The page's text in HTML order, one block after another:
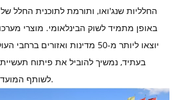
החלליות שנג'ואו, ותורמת לתוכנית החלל
באופן מתמיד לשוק הבינלאומי. מוצרי
יוצאו ליותר מ-50 מדינות ואזורים
בעתיד, נמשיך להוביל את פיתוח
לשותף המועדף על לקוחות גלובליים.